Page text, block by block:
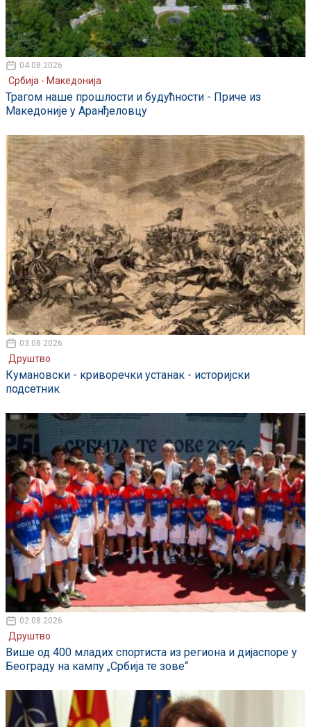
04.08.2026
Србија - Македонија
Трагом наше прошлости и будућности - Приче из
Македоније у Аранђеловцу
03.08.2026
Друштво
Кумановски - криворечки устанак - историјски
подсетник
02.08.2026
Друштво
Више од 400 младих спортиста из региона и дијаспоре у
Београду на кампу „Србија те зове“